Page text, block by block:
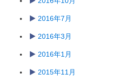
2016年7月
2016年3月
2016年1月
2015年11月